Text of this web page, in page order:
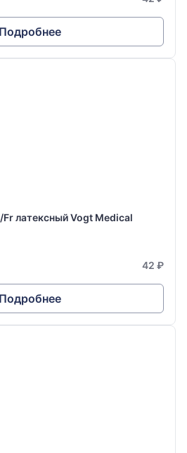
Подробнее
латексный Vogt Medical
42 ₽
Подробнее